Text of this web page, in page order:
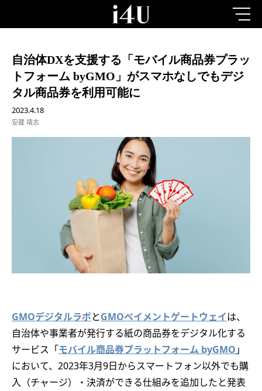
自治体DXを支援する「モバイル商品券プラッ
トフォーム byGMO」がスマホなしでもデジ
タル商品券を利用可能に
2023.4.18
安蔵 靖志
GMOデジタルラボとGMOペイメントゲートウェイは、
自治体や事業者が発行する紙の商品券をデジタル化する
サービス「モバイル商品券プラットフォーム byGMO 」
において、2023年3月9日からスマートフォン以外でも購
入（チャージ）・決済ができる仕組みを追加したと発表